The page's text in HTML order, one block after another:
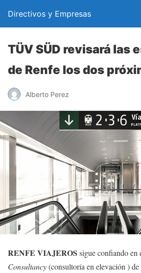
Directivos y Empresas
TÜV SÜD revisará las
de Renfe los dos
Alberto Perez
RENFE VIAJEROS sigue confiando en
Consultancy(consultoría en elevación )